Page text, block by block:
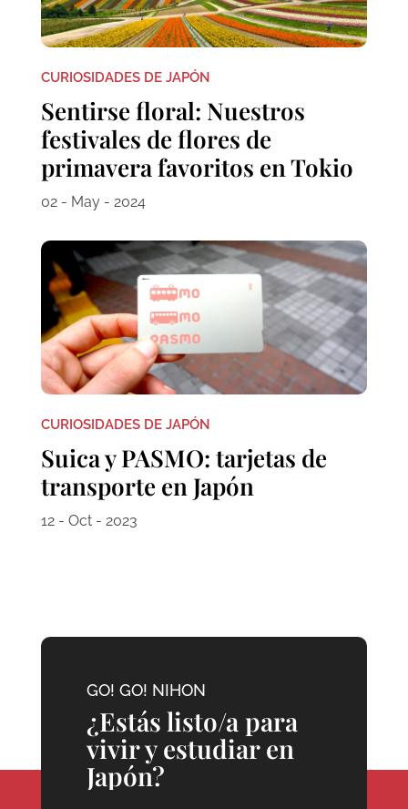
CURIOSIDADES DE JAPÓN
Sentirse floral: Nuestros
festivales de flores de
primavera favoritos en Tokio
02 - May - 2024
CURIOSIDADES DE JAPÓN
Suica y PASMO: tarjetas de
transporte en Japón
12 - Oct - 2023
GO! GO! NIHON
¿Estás listo/a para
vivir y estudiar en
Japón?